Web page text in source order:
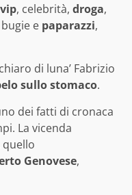
vip, celebrità, droga,
e paparazzi,
di luna’ Fabrizio
sullo stomaco.
dei fatti di cronaca
La vicenda
quello
Genovese,